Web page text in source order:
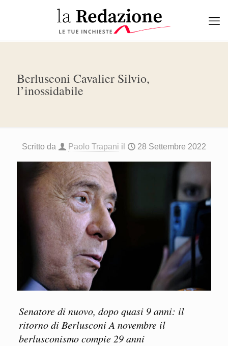
Berlusconi Cavalier Silvio,
l’inossidabile
Scritto da Paolo Trapani il 28 Settembre 2022
Senatore di nuovo, dopo quasi 9 anni: il
ritorno di Berlusconi A novembre il
berlusconismo compie 29 anni